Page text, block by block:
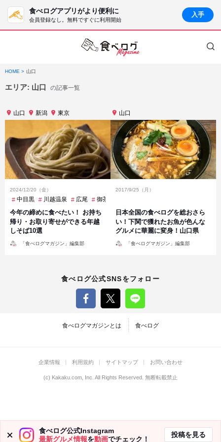
食べログアプリがより便利に
会員登録なし。無料ですぐに利用開始
入手
HOME 山口
エリア: 山口 の記事一覧
山口 新潟 東京
2024/12/20（金）
中目黒 川越温泉 広尾 御茶ノ水
今年の締めに食べたい！ お持ち
帰り・お取り寄せができる年越
しそば10選
「食べログマガジン」編集部
山口
2017/9/25（月）
日本全国の食べログを総おさら
い！下関で獲れたお魚が色んな
グルメに華麗に変身！山口県
「食べログマガジン」編集部
食べログ公式SNSをフォロー
食べログマガジンとは 食べログ
食べログ公式Instagram
最新グルメ情報を動画でチェック！
投稿を見る
企業情報 利用規約 サイトマップ お問い合わせ
(c) Kakaku.com, Inc. All Rights Reserved. 無断転載禁止